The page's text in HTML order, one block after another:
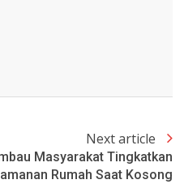
Next article
Masyarakat Tingkatkan
Rumah Saat Kosong